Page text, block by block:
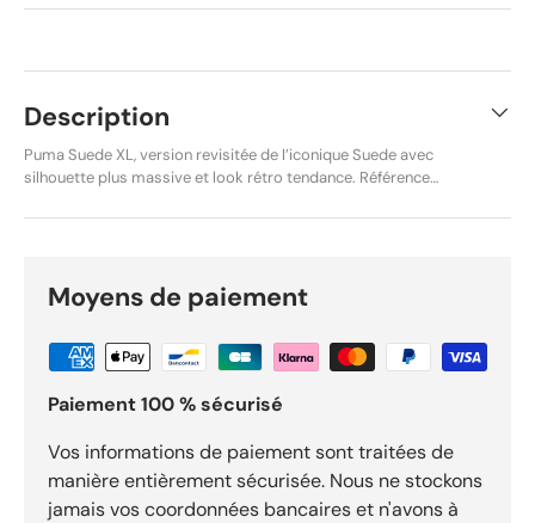
Description
Puma Suede XL, version revisitée de l’iconique Suede avec
silhouette plus massive et look rétro tendance. Référence
combinaison élégante et facile à assortir au quotidien. Tige
techniques Marque Puma Modèle Suede XL Référence
395205-13 Coloris Dark Olive / Puma White Taille EUR 41
Version Adulte Points forts Modèle : Puma Suede XL en
identifiable dès le premier regard. Usage : chaussure lifestyle
Livraison gratuite dès 29,90 €. Retours acceptés sous 30
jours.
Moyens de paiement
Paiement 100 % sécurisé
Vos informations de paiement sont traitées de
manière entièrement sécurisée. Nous ne stockons
jamais vos coordonnées bancaires et n'avons à